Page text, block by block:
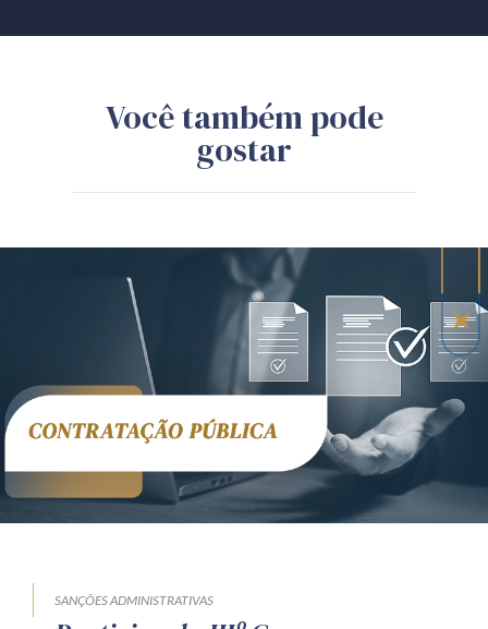
Você também pode
gostar
SANÇÕES ADMINISTRATIVAS